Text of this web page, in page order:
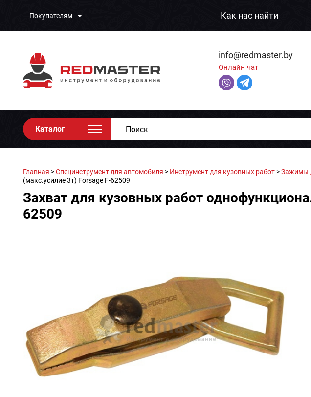
Покупателям Как нас найти
info@redmaster.by
Онлайн чат
Каталог
Главная >Специнструмент для автомобиля > Инструмент для кузовных работ >Зажимы /
(макс.усилие 3т) Forsage F-62509
Захват для кузовных работ
62509